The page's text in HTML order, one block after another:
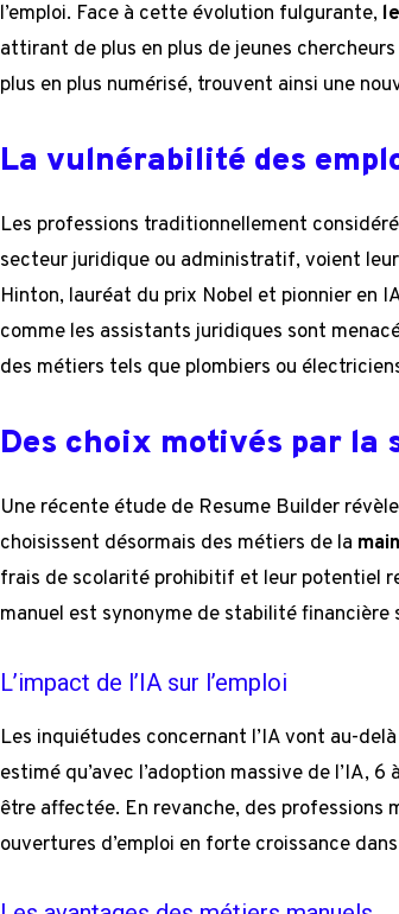
l’emploi. Face à cette évolution fulgurante,
attirant de plus en plus de jeunes
plus en plus numérisé, trouvent ainsi une
La vulnérabilité des
Les professions traditionnellement
secteur juridique ou administratif, voient
Hinton, lauréat du prix Nobel et pionnier en
comme les assistants juridiques sont
des métiers tels que plombiers ou
Des choix motivés par la
Une récente étude de Resume Builder
choisissent désormais des métiers de la
frais de scolarité prohibitif et leur potentiel
manuel est synonyme de stabilité financière
L’impact de l’IA sur l’emploi
Les inquiétudes concernant l’IA vont au-
estimé qu’avec l’adoption massive de l’IA,
être affectée. En revanche, des professions
ouvertures d’emploi en forte croissance